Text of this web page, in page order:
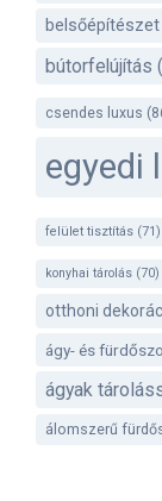
belsőépítészet
bútorfelújítás
csendes luxus
egyedi
felület tisztítás (71)
konyhai tárolás (70)
otthoni
ágy- és
ágyak
álomszerű